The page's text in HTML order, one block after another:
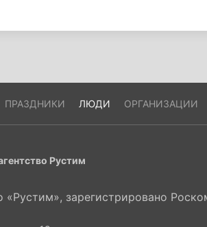
ПРАЗДНИКИ ЛЮДИ ОРГАНИЗАЦИИ
Рустим
«Рустим», зарегистрировано